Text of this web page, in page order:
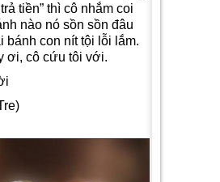
tiền” thì cô nhắm coi
nào nó sồn sồn đâu
bánh con nít tội lỗi lắm.
ơi, cô cứu tôi với.